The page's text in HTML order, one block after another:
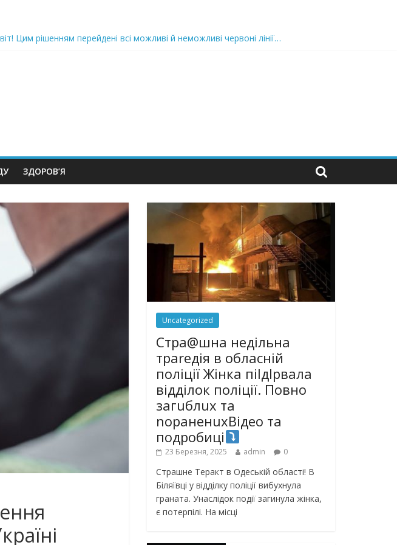
Цим рішенням перейдені всі можливі й неможливі червоні лінії…
передати словами…Вони можуть зупинити на вулиці будь-яку людину і…”
обиратимуть запобіжний захід
уcniшнo тuxeнькo йдуть з nocaд «в лєc»…” В чoму лoгiкa?
ЗДОРОВ’Я
Uncategorized
Стра@шна недільна
траrедія в обласній
поліції Жінка піlдlрвала
відділок поліції. Повно
загuблuх та
nораненuхВідео та
подробиці
23 Березня, 2025 admin 0
Страшне Теракт в Одеській області! В
Біляївці у відділку поліції вибухнула
граната. Унаслідок події загинула жінка,
є потерпілі. На місці